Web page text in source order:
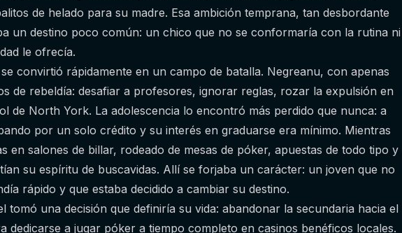
de helado para su madre. Esa ambición temprana, tan desbordante
un destino poco común: un chico que no se conformaría con la rutina ni
le ofrecía.
convirtió rápidamente en un campo de batalla. Negreanu, con apenas
de rebeldía: desafiar a profesores, ignorar reglas, rozar la expulsión en
de North York. La adolescencia lo encontró más perdido que nunca: a
por un solo crédito y su interés en graduarse era mínimo. Mientras
en salones de billar, rodeado de mesas de póker, apuestas de todo tipo y
su espíritu de buscavidas. Allí se forjaba un carácter: un joven que no
rápido y que estaba decidido a cambiar su destino.
tomó una decisión que definiría su vida: abandonar la secundaria hacia el
dedicarse a jugar póker a tiempo completo en casinos benéficos locales.